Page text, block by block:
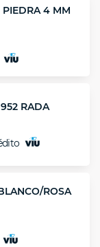
4 MM
RADA
ROSA